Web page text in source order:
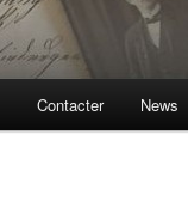
Contacter News